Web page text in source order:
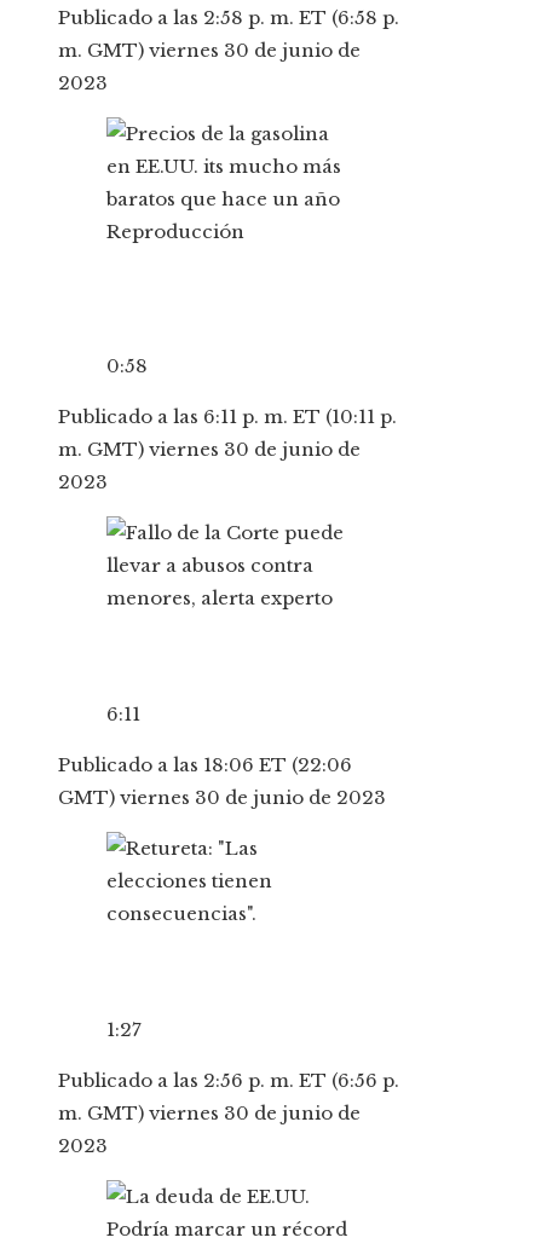
Publicado a las 2:58 p. m. ET (6:58 p.
m. GMT) viernes 30 de junio de
2023
Reproducción
0:58
Publicado a las 6:11 p. m. ET (10:11 p.
m. GMT) viernes 30 de junio de
2023
6:11
Publicado a las 18:06 ET (22:06
GMT) viernes 30 de junio de 2023
1:27
Publicado a las 2:56 p. m. ET (6:56 p.
m. GMT) viernes 30 de junio de
2023